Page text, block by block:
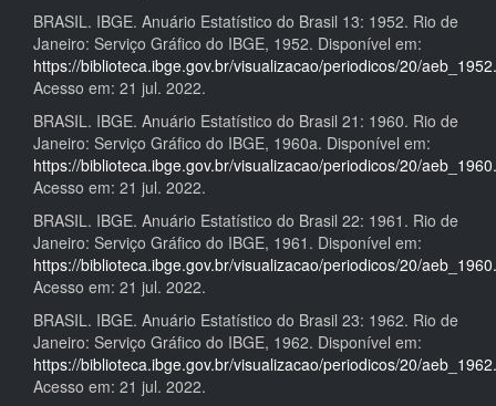
BRASIL. IBGE. Anuário Estatístico do Brasil 13: 1952. Rio de
Janeiro: Serviço Gráfico do IBGE, 1952. Disponível em:
https://biblioteca.ibge.gov.br/visualizacao/periodicos/20/
Acesso em: 21 jul. 2022.
BRASIL. IBGE. Anuário Estatístico do Brasil 21: 1960. Rio de
Janeiro: Serviço Gráfico do IBGE, 1960a. Disponível em:
https://biblioteca.ibge.gov.br/visualizacao/periodicos/20/
Acesso em: 21 jul. 2022.
BRASIL. IBGE. Anuário Estatístico do Brasil 22: 1961. Rio de
Janeiro: Serviço Gráfico do IBGE, 1961. Disponível em:
https://biblioteca.ibge.gov.br/visualizacao/periodicos/20/
Acesso em: 21 jul. 2022.
BRASIL. IBGE. Anuário Estatístico do Brasil 23: 1962. Rio de
Janeiro: Serviço Gráfico do IBGE, 1962. Disponível em:
https://biblioteca.ibge.gov.br/visualizacao/periodicos/20/
Acesso em: 21 jul. 2022.